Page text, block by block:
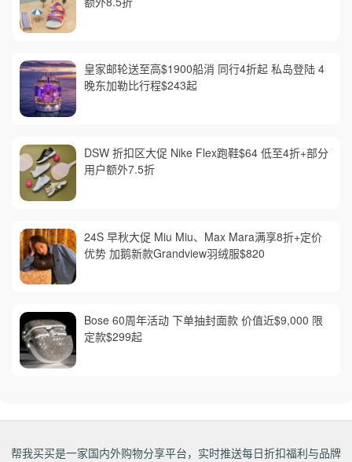
皇家邮轮送至高$1900船消 同行4折起 私岛登陆 4
晚东加勒比行程$243起
DSW 折扣区大促 Nike Flex跑鞋$64 低至4折+部分
用户额外7.5折
24S 早秋大促 Miu Miu、Max Mara满享8折+定价
优势 加鹅新款Grandview羽绒服$820
Bose 60周年活动 下单抽封面款 价值近$9,000 限
定款$299起
帮我买买是一家国内外购物分享平台，实时推送每日折扣福利与品牌